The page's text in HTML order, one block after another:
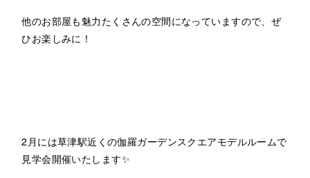
他のお部屋も魅力たくさんの空間になっていますので、ぜ
ひお楽しみに！
2月には草津駅近くの伽羅ガーデンスクエアモデルルームで
見学会開催いたします✨